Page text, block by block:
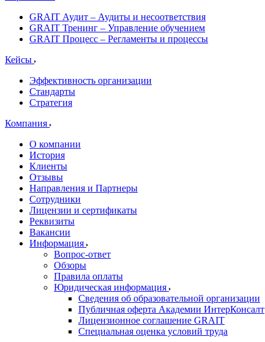
GRAIT Аудит – Аудиты и несоответствия
GRAIT Тренинг – Управление обучением
GRAIT Процесс – Регламенты и процессы
Кейсы
Эффективность организации
Стандарты
Стратегия
Компания
О компании
История
Клиенты
Отзывы
Направления и Партнеры
Сотрудники
Лицензии и сертификаты
Реквизиты
Вакансии
Информация
Вопрос-ответ
Обзоры
Правила оплаты
Юридическая информация
Сведения об образовательной организации
Публичная оферта Академии ИнтерКонсалт
Лицензионное соглашение GRAIT
Специальная оценка условий труда